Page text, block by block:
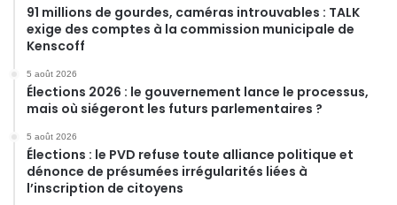
91 millions de gourdes, caméras introuvables : TALK
exige des comptes à la commission municipale de
Kenscoff
5 août 2026
Élections 2026 : le gouvernement lance le processus,
mais où siégeront les futurs parlementaires ?
5 août 2026
Élections : le PVD refuse toute alliance politique et
dénonce de présumées irrégularités liées à
l’inscription de citoyens